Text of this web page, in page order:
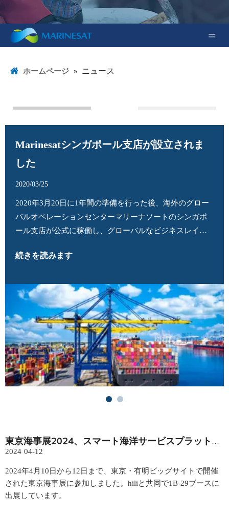
ホームページ » ニュース
Marinesatシンガポール支店が設立されま
した
2020/03/25
2020年3月20日に1年間の準備を行った後、海外のグロー
バルオペレーションセンターマリーナソートのシンガポ
ール支店が公式に稼働し、グローバルなビジネスレイア
送センターとして、シンガポールには世界的に有名な船
続きを読みます
東京海事展2024、スマート海洋サービスプラットフォームが新たなトレンドをリードします
2024年4月10日から12日まで、東京・有明ビッグサイトで開催
された東京海事展に参加しました。hiliと共同で1B-29ブースに
出展しています。
2024 04-12